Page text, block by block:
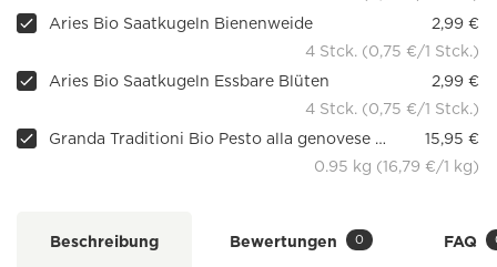
Aries Bio Saatkugeln Bienenweide
2,99 €
4 Stck. (0,75 €/1 Stck.)
Aries Bio Saatkugeln Essbare Blüten
2,99 €
4 Stck. (0,75 €/1 Stck.)
Granda Traditioni Bio Pesto alla genovese ohne Knoblauch und Käse
15,95 €
0.95 kg (16,79 €/1 kg)
Beschreibung Bewertungen 0 FAQ